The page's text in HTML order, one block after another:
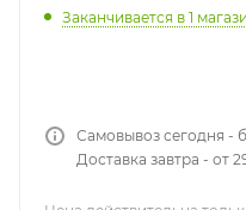
Заканчивается в 1
Самовывоз сегодня -
Доставка завтра - от